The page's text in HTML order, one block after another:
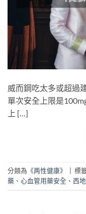
威而鋼吃太多或超過
單次安全上限是
上 […]
分類為《两性健康》 標
藥 、 心血管用藥安全 、 西